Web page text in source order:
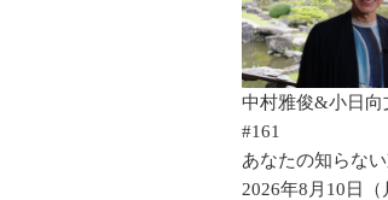
中村雅俊&小日
#161
あなたの知らな
2026年8月10日